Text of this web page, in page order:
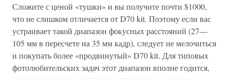
Сложите с ценой «тушки» и вы получите почти $1000,
что не слишком отличается от D70 kit. Поэтому если вас
устраивает такой диапазон фокусных расстояний (27—
105 мм в пересчете на 35 мм кадр), следует не мелочиться
и покупать более «продвинутый» D70 kit. Для типовых
фотолюбительских задач этот диапазон вполне годится,